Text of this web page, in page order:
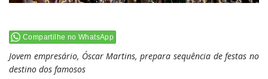
Compartilhe no WhatsApp
Jovem empresário, Óscar Martins, prepara sequência de festas no
destino dos famosos